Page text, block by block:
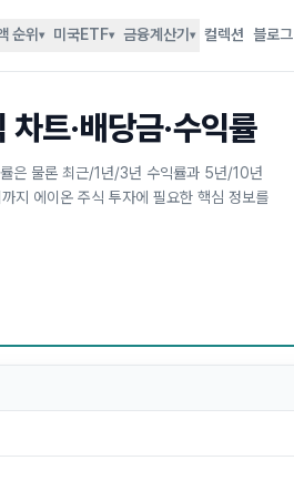
순위 ▾ 미국ETF▾ 금융계산기 ▾ 컬렉션 블로그
트·배당금·수익률
은 물론 최근/1년/3년 수익률과 5년/10년
지 에이온 주식 투자에 필요한 핵심 정보를